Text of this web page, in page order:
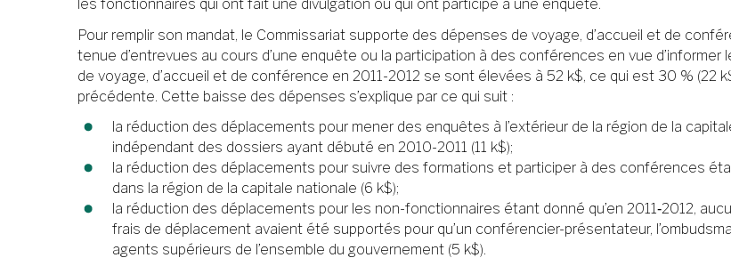
les fonctionnaires qui ont fait une divulgation ou qui ont participé à une enquête.
Pour remplir son mandat, le Commissariat supporte des dépenses de voyage, d’accueil et de
tenue d’entrevues au cours d’une enquête ou la participation à des conférences en vue
de voyage, d’accueil et de conférence en 2011-2012 se sont élevées à 52 k$, ce qui est 30 % (22
précédente. Cette baisse des dépenses s’explique par ce qui suit :
la réduction des déplacements pour mener des enquêtes à l’extérieur de la région de la
indépendant des dossiers ayant débuté en 2010-2011 (11 k$);
la réduction des déplacements pour suivre des formations et participer à des conférences
dans la région de la capitale nationale (6 k$);
la réduction des déplacements pour les non-fonctionnaires étant donné qu’en 2011‑2012,
frais de déplacement avaient été supportés pour qu’un conférencier-présentateur,
agents supérieurs de l’ensemble du gouvernement (5 k$).